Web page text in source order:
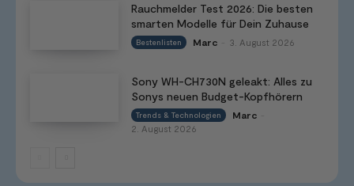
Rauchmelder Test 2026: Die besten
smarten Modelle für Dein Zuhause
Bestenlisten Marc 3. August 2026
Sony WH-CH730N geleakt: Alles zu
Sonys neuen Budget-Kopfhörern
Trends & Technologien Marc
2. August 2026